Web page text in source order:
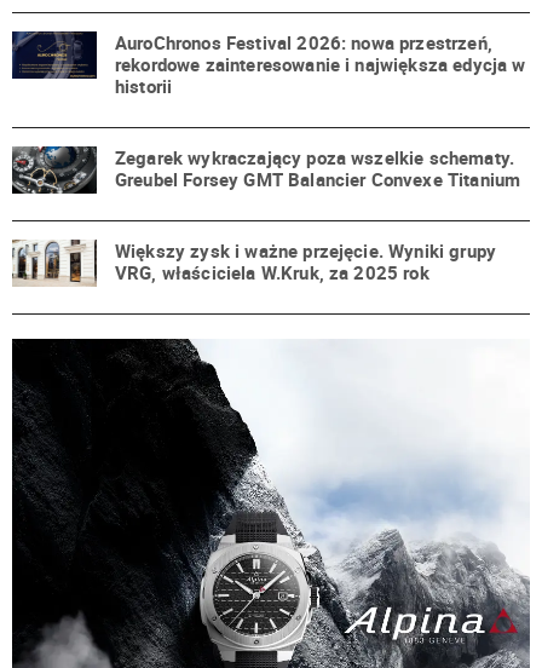
AuroChronos Festival 2026: nowa przestrzeń,
rekordowe zainteresowanie i największa edycja w
historii
Zegarek wykraczający poza wszelkie schematy.
Greubel Forsey GMT Balancier Convexe Titanium
Większy zysk i ważne przejęcie. Wyniki grupy
VRG, właściciela W.Kruk, za 2025 rok